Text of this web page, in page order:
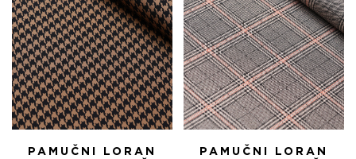
PAMUČNI LORAN
PAMUČNI LORAN